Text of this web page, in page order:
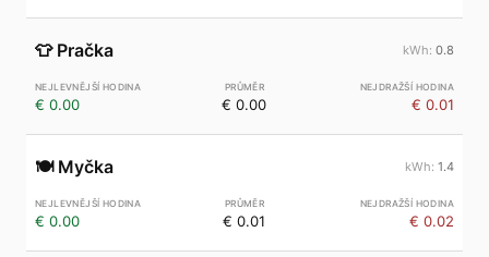
👕 Pračka 0.8
€ 0.00 € 0.00 € 0.01
🍽️ Myčka 1.4
€ 0.00 € 0.01 € 0.02